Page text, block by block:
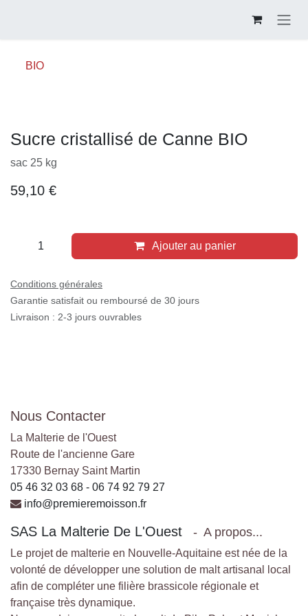
BIO
Sucre cristallisé de Canne BIO
sac 25 kg
59,10 €
Ajouter au panier
Conditions générales
Garantie satisfait ou remboursé de 30 jours
Livraison : 2-3 jours ouvrables
Nous Contacter
La Malterie de l'Ouest
Route de l'ancienne Gare
17330 Bernay Saint Martin
05 46 32 03 68 - 06 74 92 79 27
info@premieremoisson.fr
SAS La Malterie De L'Ouest - A propos...
Le projet de malterie en Nouvelle-Aquitaine est née de la
volonté de développer une solution de malt artisanal local
afin de compléter une filière brassicole régionale et
française très dynamique.